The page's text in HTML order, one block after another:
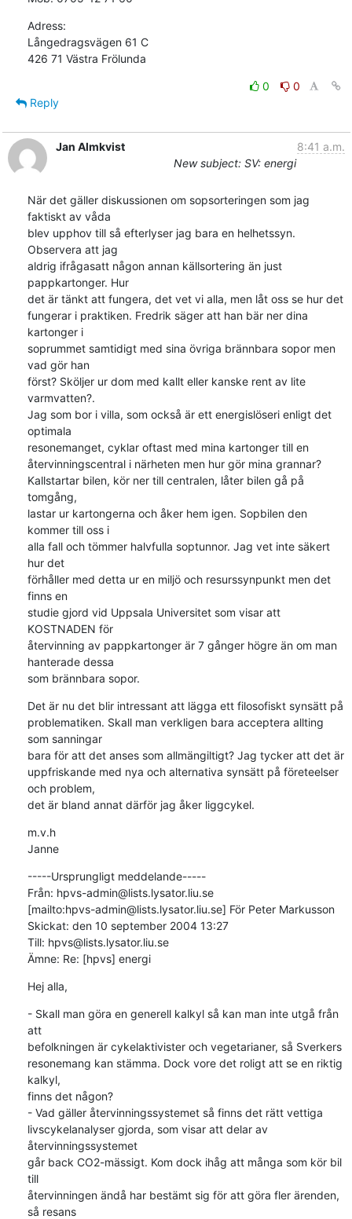
Adress:
Långedragsvägen 61 C
426 71 Västra Frölunda
0
0
Reply
Jan Almkvist
8:41 a.m.
New subject: SV: energi
När det gäller diskussionen om sopsorteringen som jag
faktiskt av våda
blev upphov till så efterlyser jag bara en helhetssyn.
Observera att jag
aldrig ifrågasatt någon annan källsortering än just
pappkartonger. Hur
det är tänkt att fungera, det vet vi alla, men låt oss se hur det
fungerar i praktiken. Fredrik säger att han bär ner dina
kartonger i
soprummet samtidigt med sina övriga brännbara sopor men
vad gör han
först? Sköljer ur dom med kallt eller kanske rent av lite
varmvatten?.
Jag som bor i villa, som också är ett energislöseri enligt det
optimala
resonemanget, cyklar oftast med mina kartonger till en
återvinningscentral i närheten men hur gör mina grannar?
Kallstartar bilen, kör ner till centralen, låter bilen gå på
tomgång,
lastar ur kartongerna och åker hem igen. Sopbilen den
kommer till oss i
alla fall och tömmer halvfulla soptunnor. Jag vet inte säkert
hur det
förhåller med detta ur en miljö och resurssynpunkt men det
finns en
studie gjord vid Uppsala Universitet som visar att
KOSTNADEN för
återvinning av pappkartonger är 7 gånger högre än om man
hanterade dessa
som brännbara sopor.
Det är nu det blir intressant att lägga ett filosofiskt synsätt på
problematiken. Skall man verkligen bara acceptera allting
som sanningar
bara för att det anses som allmängiltigt? Jag tycker att det är
uppfriskande med nya och alternativa synsätt på företeelser
och problem,
det är bland annat därför jag åker liggcykel.
m.v.h
Janne
-----Ursprungligt meddelande-----
Från: hpvs-admin@lists.lysator.liu.se
[mailto:hpvs-admin@lists.lysator.liu.se] För Peter Markusson
Skickat: den 10 september 2004 13:27
Till: hpvs@lists.lysator.liu.se
Ämne: Re: [hpvs] energi
Hej alla,
- Skall man göra en generell kalkyl så kan man inte utgå från
att
befolkningen är cykelaktivister och vegetarianer, så Sverkers
resonemang kan stämma. Dock vore det roligt att se en riktig
kalkyl,
finns det någon?
- Vad gäller återvinningssystemet så finns det rätt vettiga
livscykelanalyser gjorda, som visar att delar av
återvinningssystemet
går back CO2-mässigt. Kom dock ihåg att många som kör bil
till
återvinningen ändå har bestämt sig för att göra fler ärenden,
så resans